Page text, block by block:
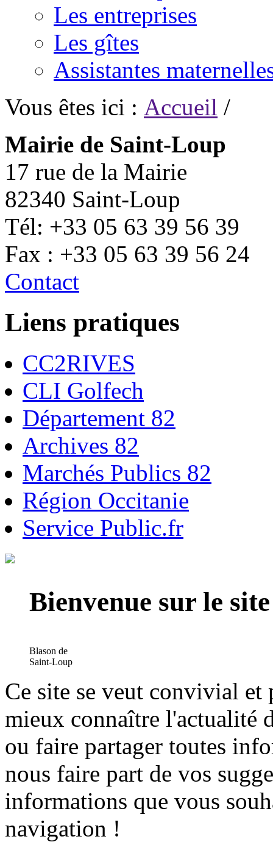
Les entreprises
Les gîtes
Assistantes
Vous êtes ici : Accueil /
Mairie de Saint-Loup
17 rue de la Mairie
82340 Saint-Loup
Tél: +33 05 63 39 56 39
Fax : +33 05 63 39 56 24
Contact
Liens pratiques
CC2RIVES
CLI Golfech
Département 82
Archives 82
Marchés Publics 82
Région Occitanie
Service Public.fr
Bienvenue sur le
Blason de
Saint-Loup
Ce site se veut convivial et
mieux connaître l'actualité
ou faire partager toutes
nous faire part de vos
informations que vous
navigation !